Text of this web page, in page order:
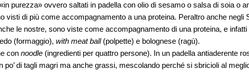
purezza» ovvero saltati in padella con olio di sesamo o salsa di soia o
visti di più come accompagnamento a una proteina. Peraltro anche negli
le nostre, sono viste come accompagnamento di una proteina, e infatti
(formaggio), with meat ball(polpette) e bolognese (ragù).
con noodle (ingredienti per quattro persone). In un padella antiaderente
po’ di tagli magri ma anche grassi, mescolando perché si sbricioli al